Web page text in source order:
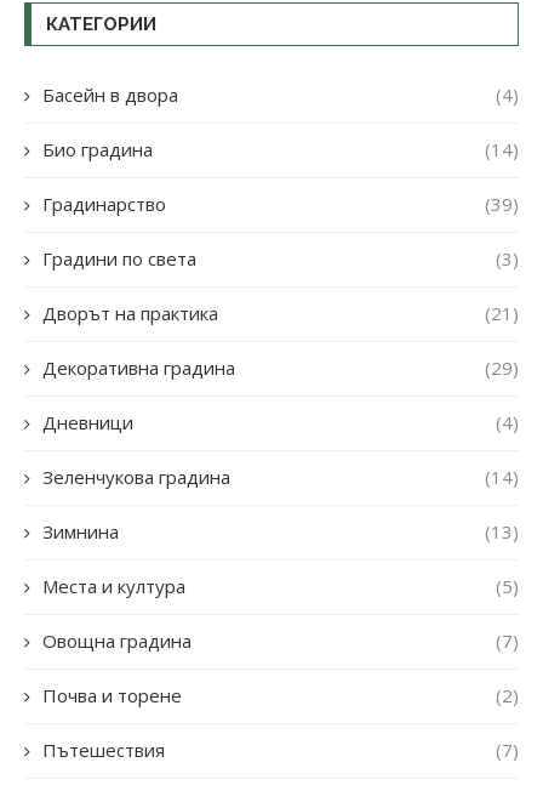
КАТЕГОРИИ
Басейн в двора (4)
Био градина (14)
Градинарство (39)
Градини по света (3)
Дворът на практика (21)
Декоративна градина (29)
Дневници (4)
Зеленчукова градина (14)
Зимнина (13)
Места и култура (5)
Овощна градина (7)
Почва и торене (2)
Пътешествия (7)